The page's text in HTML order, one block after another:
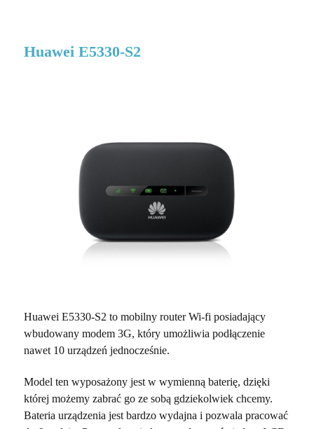
Huawei E5330-S2
Huawei E5330-S2 to mobilny router Wi-fi posiadający
wbudowany modem 3G, który umożliwia podłączenie
nawet 10 urządzeń jednocześnie.
Model ten wyposażony jest w wymienną baterię, dzięki
której możemy zabrać go ze sobą gdziekolwiek chcemy.
Bateria urządzenia jest bardzo wydajna i pozwala pracować